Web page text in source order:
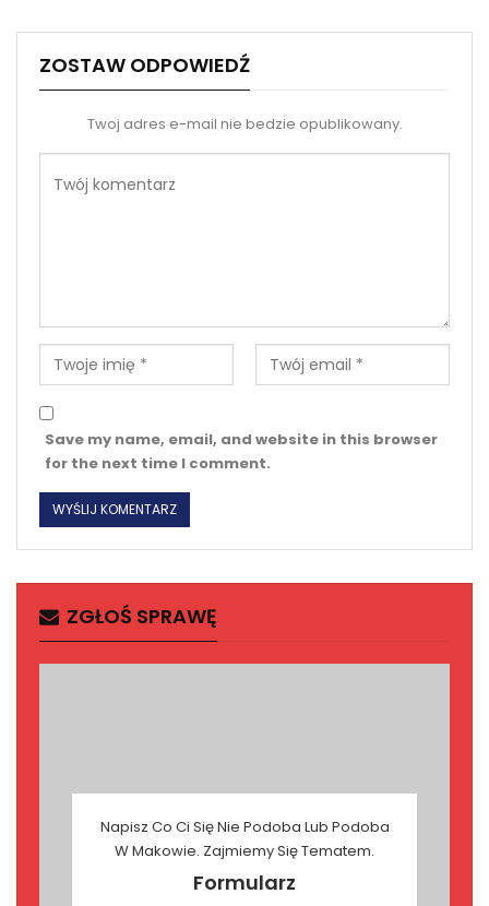
ZOSTAW ODPOWIEDŹ
Twoj adres e-mail nie bedzie opublikowany.
Save my name, email, and website in this browser
for the next time I comment.
ZGŁOŚ SPRAWĘ
Napisz Co Ci Się Nie Podoba Lub Podoba
W Makowie. Zajmiemy Się Tematem.
Formularz